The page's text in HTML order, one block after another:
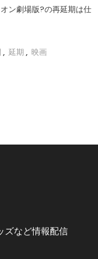
ン劇場版?の再延期は仕
, 延期 , 映画
ズなど情報配信